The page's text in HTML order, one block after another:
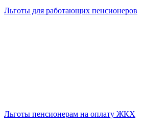
Льготы для работающих пенсионеров
Льготы пенсионерам на оплату ЖКХ